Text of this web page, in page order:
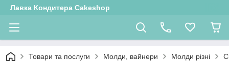
Лавка Кондитера Cakeshop
Товари та послуги Молди, вайнери Молди різні